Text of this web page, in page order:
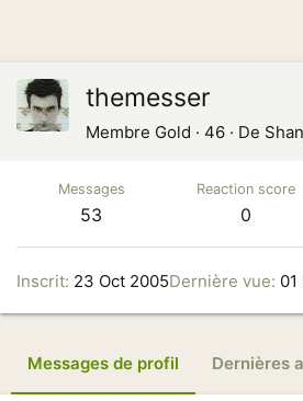
themesser
Membre Gold · 46 · De
Messages
53
Reaction score
0
Inscrit 23 Oct 2005Dernière vue
Messages de profil Dernières